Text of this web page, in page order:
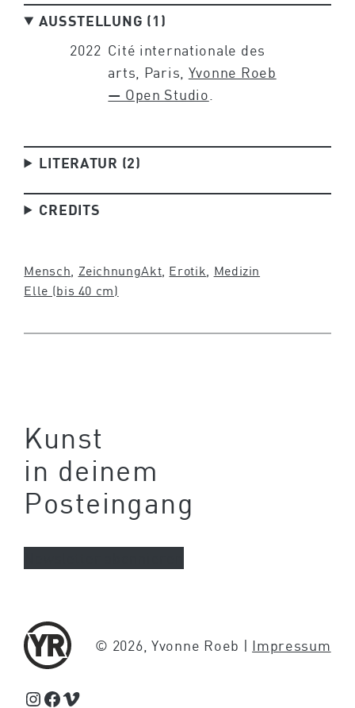
AUSSTELLUNG (1)
2022 Cité internationale des
arts, Paris, Yvonne Roeb
— Open Studio
LITERATUR (2)
CREDITS
Mensch ZeichnungAkt Erotik
Medizin
Elle (bis 40 cm)
Kunst
in deinem
Posteingang
© 2026, Yvonne Roeb | Impressum
Schaue Feed, Reels und Storys auf Instagram von Yvonne Roeb
Facebook
Schaue Videos auf Vimeo über Yvonne Roeb